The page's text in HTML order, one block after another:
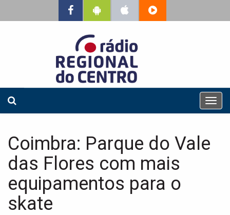
T
o
Coimbra: Parque do Vale
das Flores com mais
equipamentos para o
skate